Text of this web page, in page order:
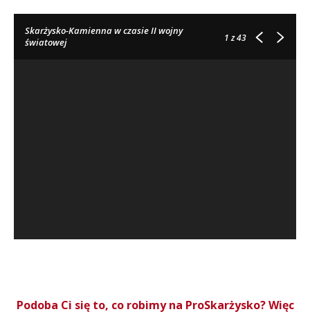
Skarżysko-Kamienna w czasie II wojny
światowej
1z 43
Podoba Ci się to, co robimy na ProSkarżysko? Więc